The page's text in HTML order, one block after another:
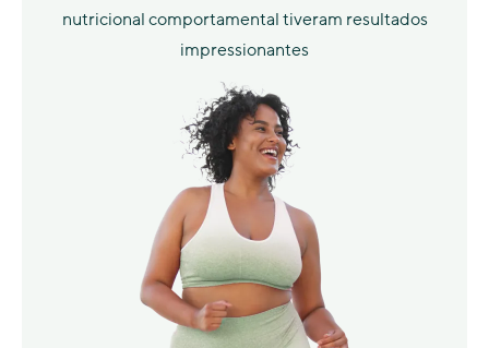
nutricional comportamental tiveram resultados
impressionantes